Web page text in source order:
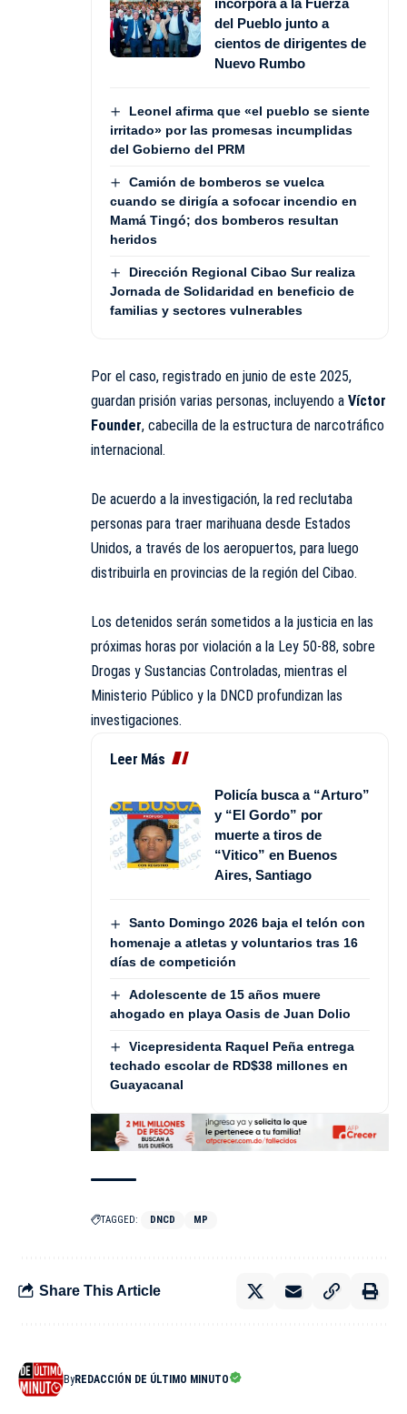
del Pueblo junto a
cientos de dirigentes de
Nuevo Rumbo
Leonel afirma que «el pueblo se siente
irritado» por las promesas incumplidas
del Gobierno del PRM
Camión de bomberos se vuelca
cuando se dirigía a sofocar incendio en
Mamá Tingó; dos bomberos resultan
heridos
Dirección Regional Cibao Sur realiza
Jornada de Solidaridad en beneficio de
familias y sectores vulnerables
Por el caso, registrado en junio de este 2025,
guardan prisión varias personas, incluyendo a Víctor
Founder, cabecilla de la estructura de narcotráfico
internacional.
De acuerdo a la investigación, la red reclutaba
personas para traer marihuana desde Estados
Unidos, a través de los aeropuertos, para luego
distribuirla en provincias de la región del Cibao.
Los detenidos serán sometidos a la justicia en las
próximas horas por violación a la Ley 50-88, sobre
Drogas y Sustancias Controladas, mientras el
Ministerio Público y la DNCD profundizan las
investigaciones.
Leer Más
Policía busca a “Arturo”
y “El Gordo” por
muerte a tiros de
“Vitico” en Buenos
Aires, Santiago
Santo Domingo 2026 baja el telón con
homenaje a atletas y voluntarios tras 16
días de competición
Adolescente de 15 años muere
ahogado en playa Oasis de Juan Dolio
Vicepresidenta Raquel Peña entrega
techado escolar de RD$38 millones en
Guayacanal
TAGGED: DNCD MP
Share This Article
ByREDACCIÓN DE ÚLTIMO MINUTO